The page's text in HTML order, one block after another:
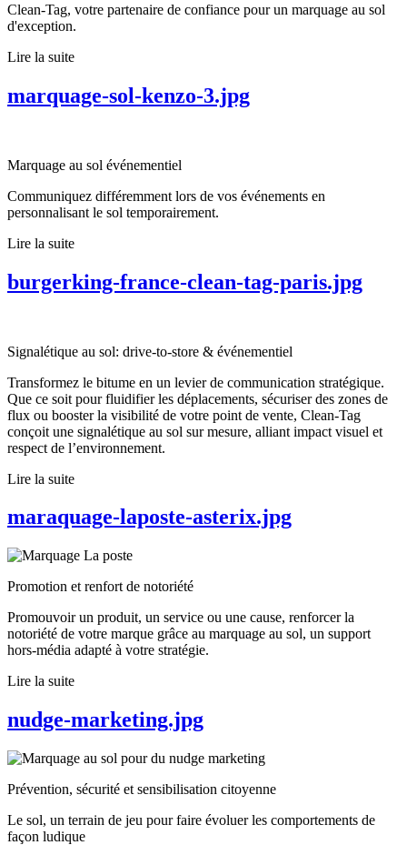
Clean-Tag, votre partenaire de confiance pour un marquage au sol
d'exception.
Lire la suite
marquage-sol-kenzo-3.jpg
Marquage au sol événementiel
Communiquez différemment lors de vos événements en
personnalisant le sol temporairement.
Lire la suite
burgerking-france-clean-tag-paris.jpg
Signalétique au sol: drive-to-store & événementiel
Transformez le bitume en un levier de communication stratégique.
Que ce soit pour fluidifier les déplacements, sécuriser des zones de
flux ou booster la visibilité de votre point de vente, Clean-Tag
conçoit une signalétique au sol sur mesure, alliant impact visuel et
respect de l’environnement.
Lire la suite
maraquage-laposte-asterix.jpg
Promotion et renfort de notoriété
Promouvoir un produit, un service ou une cause, renforcer la
notoriété de votre marque grâce au marquage au sol, un support
hors-média adapté à votre stratégie.
Lire la suite
nudge-marketing.jpg
Prévention, sécurité et sensibilisation citoyenne
Le sol, un terrain de jeu pour faire évoluer les comportements de
façon ludique